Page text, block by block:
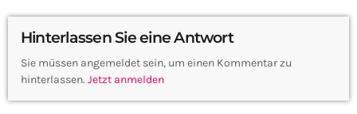
Hinterlassen Sie eine Antwort
Sie müssen angemeldet sein, um einen Kommentar zu
hinterlassen. Jetzt anmelden